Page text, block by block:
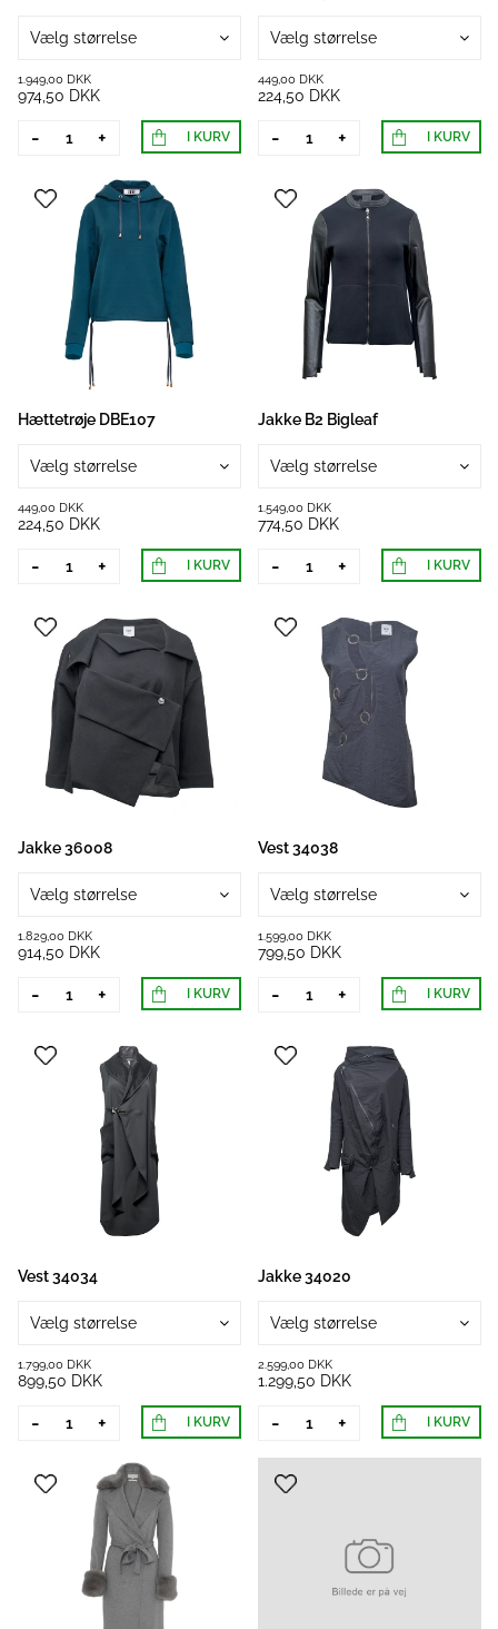
Vælg størrelse
1.949,00 DKK
974,50 DKK
- + I KURV
Vælg størrelse
449,00 DKK
224,50 DKK
- + I KURV
Hættetrøje DBE107
Vælg størrelse
449,00 DKK
224,50 DKK
- + I KURV
Jakke B2 Bigleaf
Vælg størrelse
1.549,00 DKK
774,50 DKK
- + I KURV
Jakke 36008
Vælg størrelse
1.829,00 DKK
914,50 DKK
- + I KURV
Vest 34038
Vælg størrelse
1.599,00 DKK
799,50 DKK
- + I KURV
Vest 34034
Vælg størrelse
1.799,00 DKK
899,50 DKK
- + I KURV
Jakke 34020
Vælg størrelse
2.599,00 DKK
1.299,50 DKK
- + I KURV